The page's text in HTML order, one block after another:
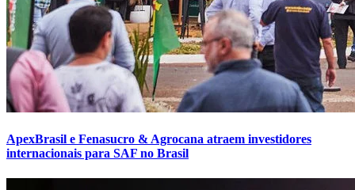
ApexBrasil e Fenasucro & Agrocana atraem investidores
internacionais para SAF no Brasil